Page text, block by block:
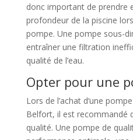
donc important de prendre
profondeur de la piscine
pompe. Une pompe sous-
entraîner une filtration
qualité de l’eau.
Opter pour une
Lors de l’achat d’une
Belfort, il est recommandé
qualité. Une pompe de